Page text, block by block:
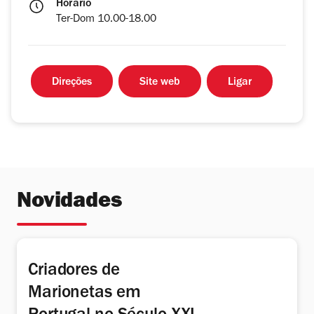
Horário
Ter-Dom 10.00-18.00
Direções Site web Ligar
Novidades
Criadores de
Marionetas em